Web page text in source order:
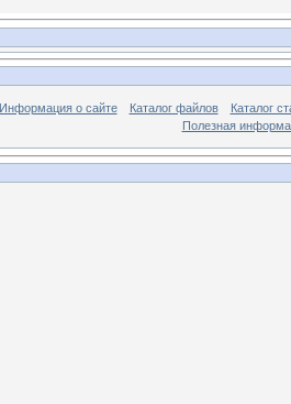
Информация о сайте Каталог файлов
Каталог
Полезная